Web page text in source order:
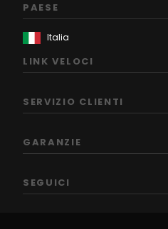
PAESE
LINK VELOCI
SERVIZIO CLIENTI
GARANZIE
SEGUICI